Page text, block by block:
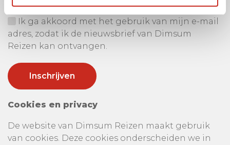
Ik ga akkoord met het gebruik van mijn e-mail
adres, zodat ik de nieuwsbrief van Dimsum
Reizen kan ontvangen.
Cookies en privacy
De website van Dimsum Reizen maakt gebruik
van cookies. Deze cookies onderscheiden we in